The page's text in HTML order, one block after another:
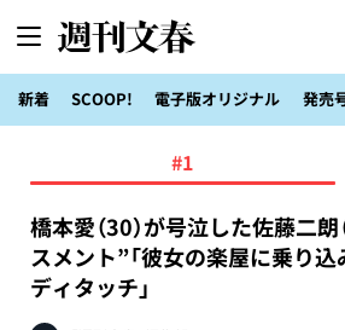
新着 SCOOP! 電子版オリジナル 発売
#1
橋本愛（30）が号泣した佐藤二朗
スメント”「彼女の楽屋に乗り込
ディタッチ」